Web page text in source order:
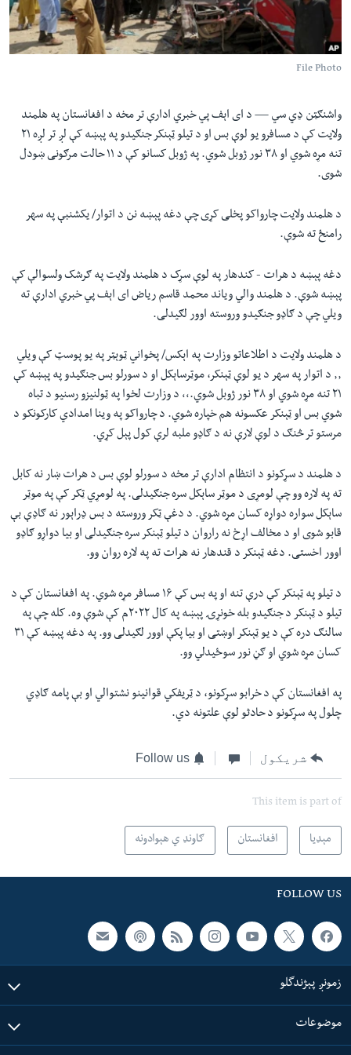
مخکې
مرکزي
واوړئ
اداریه
Learning English
ژبې
File Photo
واشنګټن ډي سي — د ای اېف پي خبري ادارې تر مخه د افغانستان په هلمند
ولایت کې د مسافرو یو لوې بس او د تیلو ټېنکر جنګیدو په پېښه کې لږ تر لږه ۲۱
تنه مړه شوي او ۳۸ نور ژوبل شوي. په ژوبل کسانو کې د ۱۱ حالت مرګونی ښودل
شوی.
د هلمند ولایت چارواکو پخلی کړی چې دغه پېښه نن د اتوار/ یکشنبې په سهر
رامنځ ته شوې.
دغه پېښه د هرات - کندهار په لوې سړک د هلمند ولایت په ګرشک ولسوالې کې
پېښه شوې. د هلمند والي ویاند محمد قاسم ریاض ای اېف پي خبري ادارې ته
ویلي چې د ګاډو جنګیدو وروسته اوور لګیدلی.
د هلمند ولایت د اطلاعاتو وزارت په اېکس/ پخواني ټوېټر په یو پوسټ کې ویلي
٫٫ د اتوار په سهر د یو لوې ټېنکر، موټرساېکل او د سورلو بس جنګیدو په پېښه کې
۲۱ تنه مړه شوي او ۳۸ نور ژوبل شوي.٬٬ د وزارت لخوا په ټولنیزو رسنیو د تباه
شوي بس او ټېنکر عکسونه هم خپاره شوي. د چارواکو په وینا امدادي کارکونکو د
مرستو تر څنګ د لوې لارې نه د ګاډو ملبه لرې کول پېل کړي.
د هلمند د سړکونو د انتظام ادارې تر مخه د سورلو لوې بس د هرات ښار نه کابل
ته په لاره وو چې لومړی د موټر ساېکل سره جنګیدلی. په لومړي ټکر کې په موټر
ساېکل سواره دواړه کسان مړه شوي. د دغې ټکر وروسته د بس ډراېور نه ګاډې بې
قابو شوی او د مخالف اړخ نه راروان د تیلو ټېنکر سره جنګیدلی او بیا دواړو ګاډو
اوور اخستی. دغه ټېنکر د قندهار نه هرات ته په لاره روان وو.
د تیلو په ټېنکر کې درې تنه او په بس کې ۱۶ مسافر مړه شوي. په افغانستان کې د
تیلو د ټېنکر د جنګیدو بله خونړۍ پېښه په کال ۲۰۲۲م کې شوې وه. کله چې په
سالنګ دره کې د یو ټېنکر اوښتی او بیا پکې اوور لګیدلی وو. په دغه پېښه کې ۳۱
کسان مړه شوي او ګڼ نور سوځیدلي وو.
په افغانستان کې د خرابو سړکونو، د ټریفکي قوانینو نشتوالي او بې پامه ګاډي
چلول په سړکونو د حادثو لوې علتونه دي.
شریکول Follow us
This item is part of
مېډیا افغانستان ګاونډ ي هېوادونه
FOLLOW US
زمونږ پېژندگلو
موضوعات